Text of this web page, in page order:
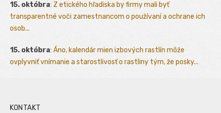
15. októbra: Z etického hľadiska by firmy mali byť
transparentné voči zamestnancom o používaní a ochrane ich
osob...
15. októbra: Áno, kalendár mien izbových rastlín môže
ovplyvniť vnímanie a starostlivosť o rastliny tým, že posky...
KONTAKT